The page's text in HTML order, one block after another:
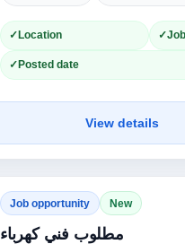
Location
Posted date
View details
Job opportunity New
مطلوب فني كهرباء